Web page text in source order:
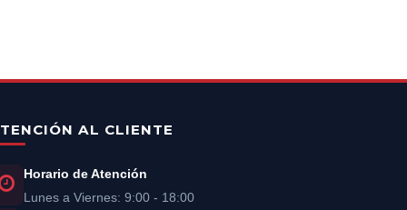
AL CLIENTE
Horario de Atención
Lunes a Viernes: 9:00 - 18:00